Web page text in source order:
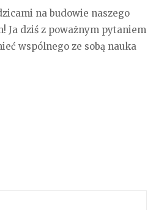
na budowie naszego
Ja dziś z poważnym pytaniem
wspólnego ze sobą nauka